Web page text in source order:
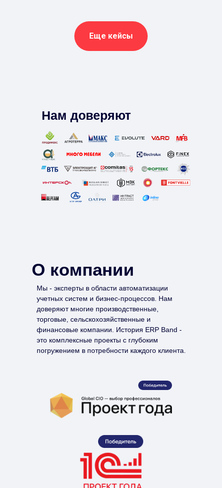
Еще кейсы
Нам доверяют
Мы - эксперты в области автоматизации
учетных систем и бизнес-процессов. Нам
доверяют многие производственные,
торговые, сельскохозяйственные и
финансовые компании. История ERP Band -
это комплексные проекты с глубоким
погружением в потребности каждого клиента.
О компании